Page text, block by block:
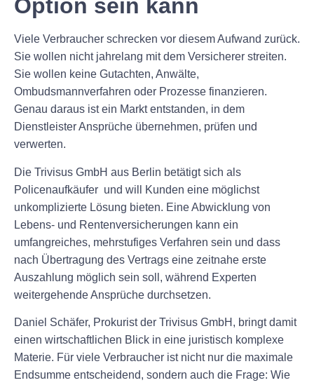
Option sein kann
Viele Verbraucher schrecken vor diesem Aufwand zurück.
Sie wollen nicht jahrelang mit dem Versicherer streiten.
Sie wollen keine Gutachten, Anwälte,
Ombudsmannverfahren oder Prozesse finanzieren.
Genau daraus ist ein Markt entstanden, in dem
Dienstleister Ansprüche übernehmen, prüfen und
verwerten.
Die Trivisus GmbH aus Berlin betätigt sich als
Policenaufkäufer und will Kunden eine möglichst
unkomplizierte Lösung bieten. Eine Abwicklung von
Lebens- und Rentenversicherungen kann ein
umfangreiches, mehrstufiges Verfahren sein und dass
nach Übertragung des Vertrags eine zeitnahe erste
Auszahlung möglich sein soll, während Experten
weitergehende Ansprüche durchsetzen.
Daniel Schäfer, Prokurist der Trivisus GmbH, bringt damit
einen wirtschaftlichen Blick in eine juristisch komplexe
Materie. Für viele Verbraucher ist nicht nur die maximale
Endsumme entscheidend, sondern auch die Frage: Wie